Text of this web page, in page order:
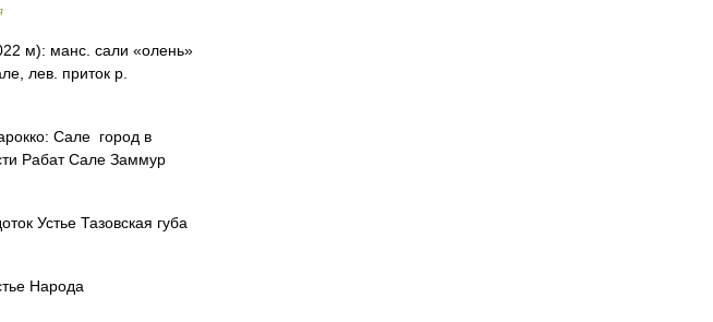
м): манс. сали «олень»
лев. приток р.
Сале город в
Рабат Сале Заммур
Устье Тазовская губа
Народа